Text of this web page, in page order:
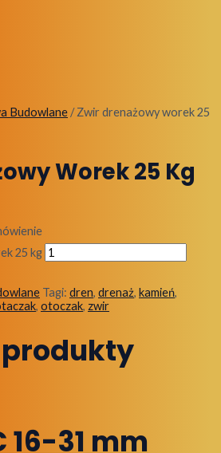
Budowlane / Zwir drenażowy worek 25
Worek 25 Kg
25 kg
Tagi: dren, drenaż, kamień,
, otoczak, zwir
16-31 mm